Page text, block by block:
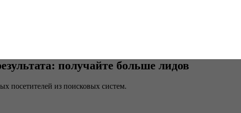
получайте больше лидов
посетителей из поисковых систем.